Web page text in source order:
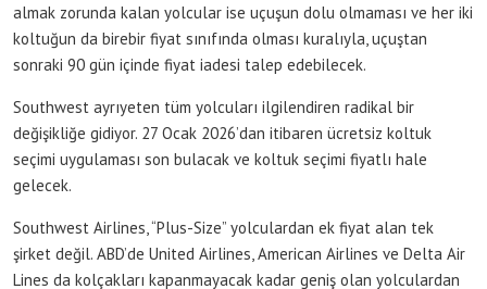
almak zorunda kalan yolcular ise uçuşun dolu olmaması ve her iki
koltuğun da birebir fiyat sınıfında olması kuralıyla, uçuştan
sonraki 90 gün içinde fiyat iadesi talep edebilecek.
Southwest ayrıyeten tüm yolcuları ilgilendiren radikal bir
değişikliğe gidiyor. 27 Ocak 2026’dan itibaren ücretsiz koltuk
seçimi uygulaması son bulacak ve koltuk seçimi fiyatlı hale
gelecek.
Southwest Airlines, “Plus-Size” yolculardan ek fiyat alan tek
şirket değil. ABD’de United Airlines, American Airlines ve Delta Air
Lines da kolçakları kapanmayacak kadar geniş olan yolculardan